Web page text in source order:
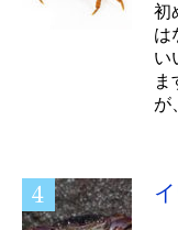
初
は
い
ま
が